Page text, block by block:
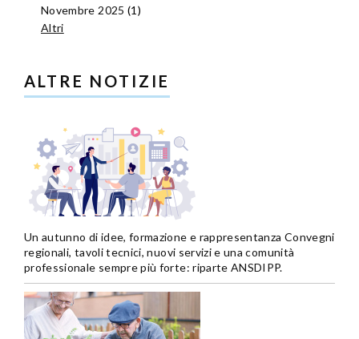
Novembre 2025 (1)
Altri
ALTRE NOTIZIE
Un autunno di idee, formazione e rappresentanza Convegni
regionali, tavoli tecnici, nuovi servizi e una comunità
professionale sempre più forte: riparte ANSDIPP.